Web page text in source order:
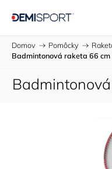
Domov / Pomôcky /
Badmintonová raketa 66 cm